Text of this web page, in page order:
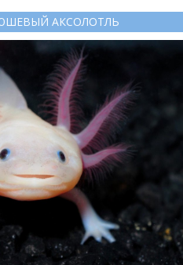
АКСОЛОТЛЬ